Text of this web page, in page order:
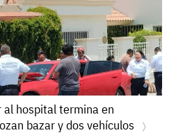
al hospital termina en
bazar y dos vehículos